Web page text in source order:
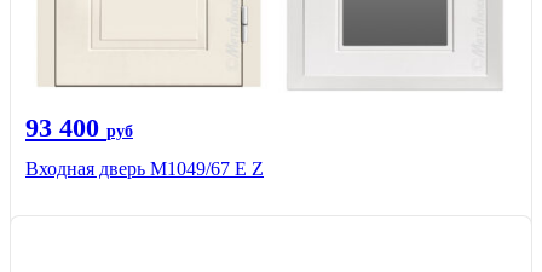
93 400 руб
Входная дверь М1049/67 Е Z